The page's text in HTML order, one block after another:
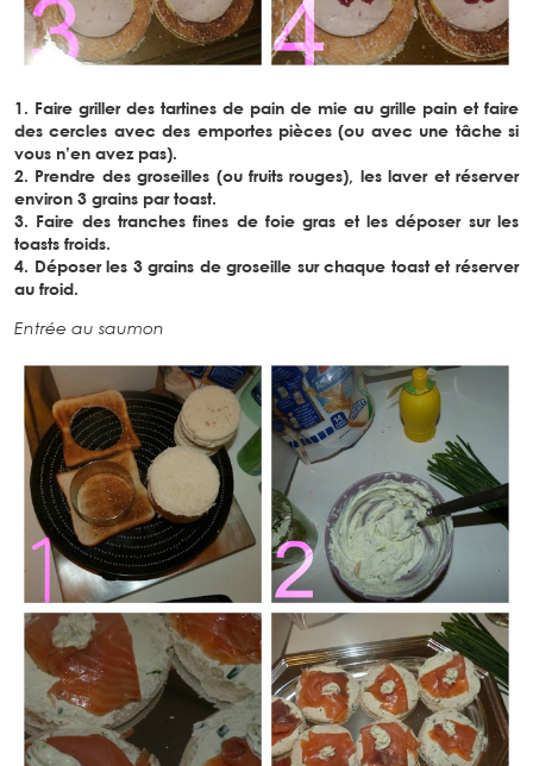
1. Faire griller des tartines de pain de mie au grille pain et faire
des cercles avec des emportes pièces (ou avec une tâche si
vous n’en avez pas).
2. Prendre des groseilles (ou fruits rouges), les laver et réserver
environ 3 grains par toast.
3. Faire des tranches fines de foie gras et les déposer sur les
toasts froids.
4. Déposer les 3 grains de groseille sur chaque toast et réserver
au froid.
Entrée au saumon